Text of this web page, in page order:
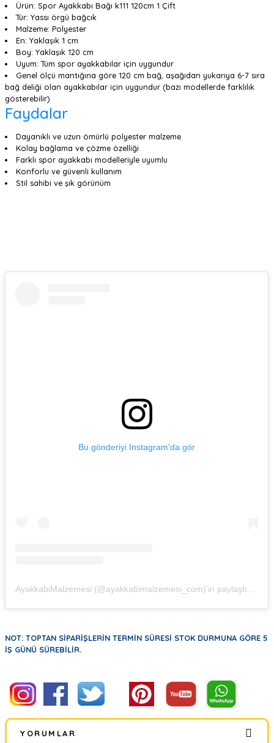
Ürün: Spor Ayakkabı Bağı k111 120cm 1 Çift
Tür: Yassı örgü bağcık
Malzeme: Polyester
En: Yaklaşık 1 cm
Boy: Yaklaşık 120 cm
Uyum: Tüm spor ayakkabılar için uygundur
Genel ölçü mantığına göre 120 cm bağ, aşağıdan yukarıya 6-7 sıra
bağ deliği olan ayakkabılar için uygundur (bazı modellerde farklılık
gösterebilir)
Faydalar
Dayanıklı ve uzun ömürlü polyester malzeme
Kolay bağlama ve çözme özelliği
Farklı spor ayakkabı modelleriyle uyumlu
Konforlu ve güvenli kullanım
Stil sahibi ve şık görünüm
Bu gönderiyi Instagram'da gör
AyakkabiMalzemesi (@ayakkabimalzemesi_com)'in paylaştığı bir gönderi
NOT: TOPTAN SİPARİŞLERİN TERMİN SÜRESİ STOK DURMUNA GÖRE 5
İŞ GÜNÜ SÜREBİLİR.
YORUMLAR